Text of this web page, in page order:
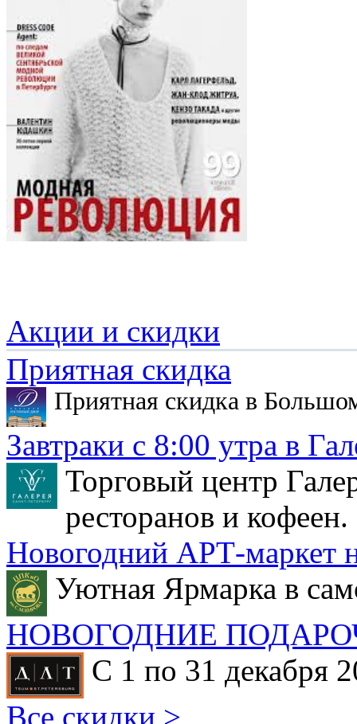
Акции и скидки
Приятная скидка
Приятная скидка в
Завтраки с 8:00 утра в
Торговый центр
ресторанов и кофеен.
Новогодний АРТ-маркет
Уютная Ярмарка в
НОВОГОДНИЕ
С 1 по 31 декабря
Все скидки >